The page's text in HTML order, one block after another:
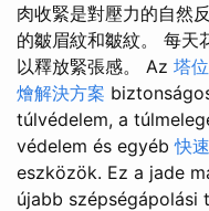
肉收緊是對壓力的自然
的皺眉紋和皺紋。 每天
以釋放緊張感。 Az 塔
燴解決方案
túlvédelem, a
védelem és egyéb快
eszközök. Ez a jade
újabb szépségápolási